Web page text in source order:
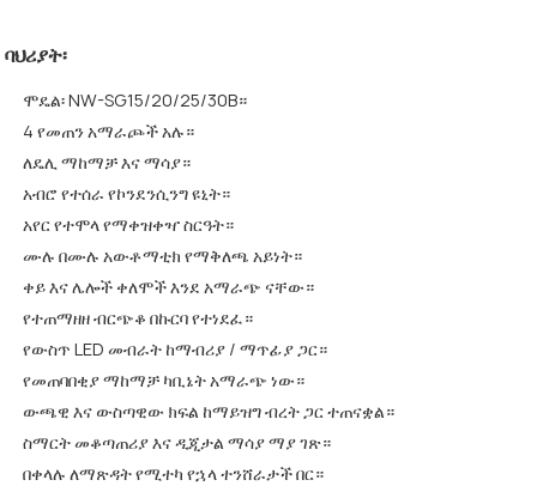
ባህሪያት፡
ሞዴል፡ NW-SG15/20/25/30B።
4 የመጠን አማራጮች አሉ።
ለዴሊ ማከማቻ እና ማሳያ።
አብሮ የተሰራ የኮንደንሲንግ ዩኒት።
አየር የተሞላ የማቀዝቀዣ ስርዓት።
ሙሉ በሙሉ አውቶማቲክ የማቅለጫ አይነት።
ቀይ እና ሌሎች ቀለሞች እንደ አማራጭ ናቸው።
የተጠማዘዘ ብርጭቆ በኩርባ የተነደፈ።
የውስጥ LED መብራት ከማብሪያ / ማጥፊያ ጋር።
የመጠባበቂያ ማከማቻ ካቢኔት አማራጭ ነው።
ውጫዊ እና ውስጣዊው ክፍል ከማይዝግ ብረት ጋር ተጠናቋል።
ስማርት መቆጣጠሪያ እና ዲጂታል ማሳያ ማያ ገጽ።
በቀላሉ ለማጽዳት የሚተካ የኋላ ተንሸራታች በር።